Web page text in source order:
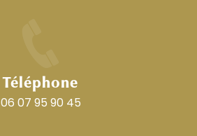
Téléphone
06 07 95 90 45